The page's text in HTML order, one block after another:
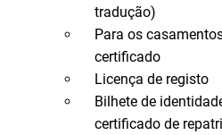
tradução)
Para os
certificado
Licença de registo
Bilhete de
certificado de